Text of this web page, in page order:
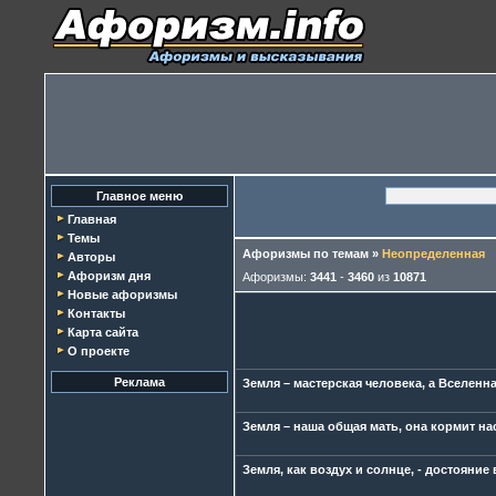
Главное меню
Главная
Темы
Авторы
Афоризм дня
Новые афоризмы
Контакты
Карта сайта
О проекте
Реклама
Афоризмы по темам » Неопределенная
Афоризмы: 3441 - 3460 из 10871
Земля – мастерская человека, а
Земля – наша общая мать, она кормит
Земля, как воздух и солнце, -